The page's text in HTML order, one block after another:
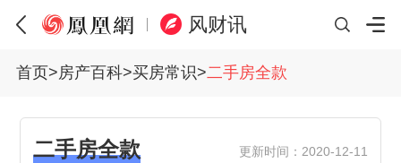
风财讯
首页>房产百科>买房常识>二手房全款
二手房全款 更新时间：2020-12-11